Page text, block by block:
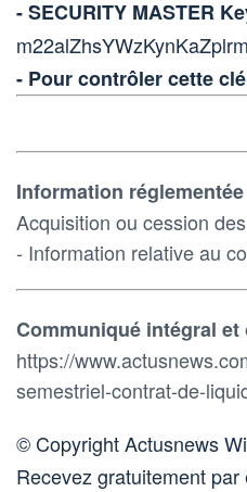
- SECURITY MASTER
- Pour contrôler cette
Information
Acquisition ou cession
- Information relative au
Communiqué intégral
https://
semestriel-contrat-de-
© Copyright Actusnews
Recevez gratuitement